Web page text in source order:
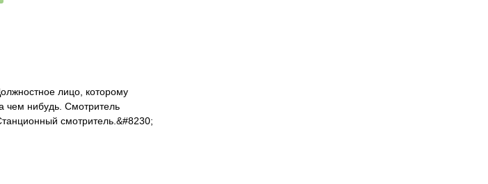
лицо, которому
чем нибудь. Смотритель
смотритель.&#8230;